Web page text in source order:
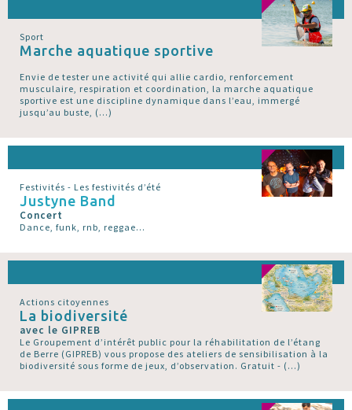
Sport
Marche aquatique sportive
Envie de tester une activité qui allie cardio, renforcement
musculaire, respiration et coordination, la marche aquatique
sportive est une discipline dynamique dans l’eau, immergé
jusqu’au buste, (…)
Festivités - Les festivités d’été
Justyne Band
Concert
Dance, funk, rnb, reggae...
Actions citoyennes
La biodiversité
avec le GIPREB
Le Groupement d’intérêt public pour la réhabilitation de l’étang
de Berre (GIPREB) vous propose des ateliers de sensibilisation à la
biodiversité sous forme de jeux, d’observation. Gratuit - (…)